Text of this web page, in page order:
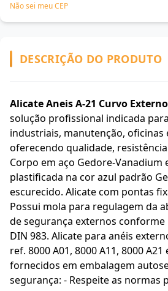
Não sei meu CEP
DESCRIÇÃO DO PRODUTO
Alicate Aneis A-21 Curvo
solução profissional indicada
industriais, manutenção, oficinas
oferecendo qualidade,
Corpo em aço Gedore-Vanadium
plastificada na cor azul padrão
escurecido. Alicate com pontas
Possui mola para regulagem da
de segurança externos conforme
DIN 983. Alicate para anéis
ref. 8000 A01, 8000 A11, 8000 A21
fornecidos em embalagem
segurança: - Respeite as normas